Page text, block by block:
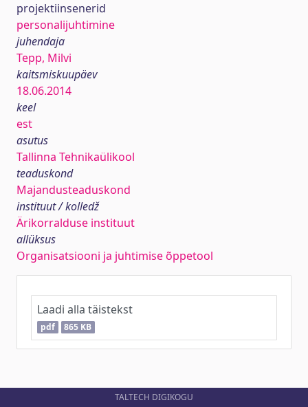
projektiinsenerid
personalijuhtimine
juhendaja
Tepp, Milvi
kaitsmiskuupäev
18.06.2014
keel
est
asutus
Tallinna Tehnikaülikool
teaduskond
Majandusteaduskond
instituut / kolledž
Ärikorralduse instituut
allüksus
Organisatsiooni ja juhtimise õppetool
Laadi alla täistekst
pdf 865 KB
TALTECH DIGIKOGU